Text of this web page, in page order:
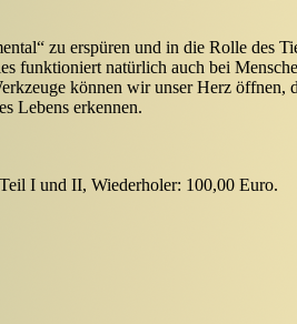
zu erspüren und in die Rolle des
funktioniert natürlich auch bei
können wir unser Herz öffnen,
Lebens erkennen.
I und II, Wiederholer: 100,00 Euro.